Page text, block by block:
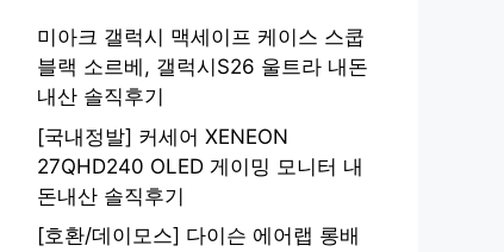
미아크 갤럭시 맥세이프 케이스 스쿱
블랙 소르베, 갤럭시S26 울트라 내돈
내산 솔직후기
[국내정발] 커세어 XENEON
27QHD240 OLED 게이밍 모니터 내
돈내산 솔직후기
[호환/데이모스] 다이슨 에어랩 롱배